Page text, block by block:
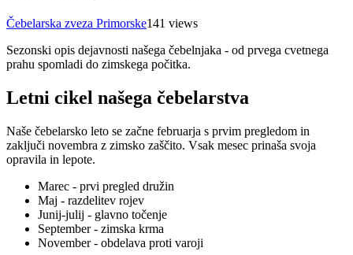
Čebelarska zveza Primorske141 views
Sezonski opis dejavnosti našega čebelnjaka - od prvega cvetnega
prahu spomladi do zimskega počitka.
Letni cikel našega čebelarstva
Naše čebelarsko leto se začne februarja s prvim pregledom in
zaključi novembra z zimsko zaščito. Vsak mesec prinaša svoja
opravila in lepote.
Marec - prvi pregled družin
Maj - razdelitev rojev
Junij-julij - glavno točenje
September - zimska krma
November - obdelava proti varoji